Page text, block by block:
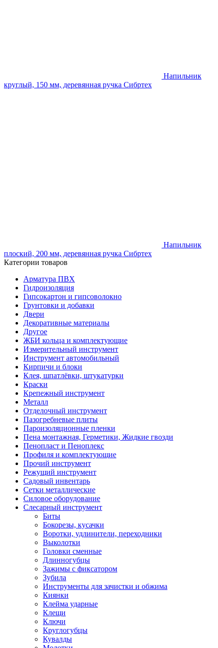
Напильник
круглый, 150 мм, деревянная ручка Сибртех
Напильник
плоский, 200 мм, деревянная ручка Сибртех
Категории товаров
Арматура ПВХ
Гидроизоляция
Гипсокартон и гипсоволокно
Грунтовки и добавки
Двери
Декоративные материалы
Другое
ЖБИ кольца и комплектующие
Измерительный инструмент
Инструмент автомобильный
Кирпичи и блоки
Клея, шпатлёвки, штукатурки
Краски
Крепежный инструмент
Металл
Отделочный инструмент
Пазогребневые плиты
Пароизоляционные пленки
Пена монтажная, Герметики, Жидкие гвозди
Пенопласт и Пеноплекс
Профиля и комплектующие
Прочий инструмент
Режущий инструмент
Садовый инвентарь
Сетки металлические
Силовое оборудование
Слесарный инструмент
Биты
Бокорезы, кусачки
Воротки, удлинители, переходники
Выколотки
Головки сменные
Длинногубцы
Зажимы с фиксатором
Зубила
Инструменты для зачистки и обжима
Киянки
Клейма ударные
Клещи
Ключи
Круглогубцы
Кувалды